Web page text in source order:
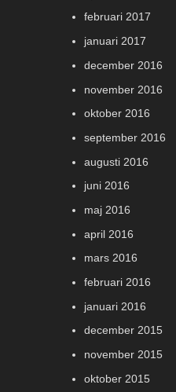
februari 2017
januari 2017
december 2016
november 2016
oktober 2016
september 2016
augusti 2016
juni 2016
maj 2016
april 2016
mars 2016
februari 2016
januari 2016
december 2015
november 2015
oktober 2015